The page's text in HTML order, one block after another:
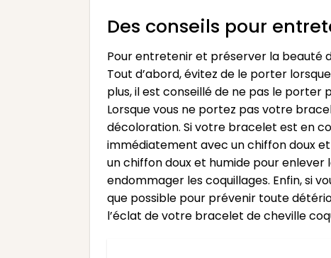
Des conseils pour
Pour entretenir et préserver la beauté
Tout d’abord, évitez de le porter
plus, il est conseillé de ne pas le
Lorsque vous ne portez pas votre
décoloration. Si votre bracelet est en
immédiatement avec un chiffon doux
un chiffon doux et humide pour enlever
endommager les coquillages. Enfin, si
que possible pour prévenir toute
l’éclat de votre bracelet de cheville